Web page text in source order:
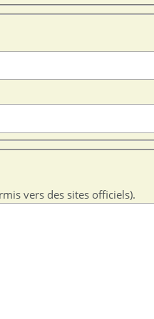
vers des sites officiels).